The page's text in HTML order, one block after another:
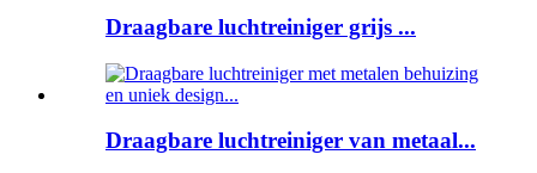
Draagbare luchtreiniger grijs ...
Draagbare luchtreiniger van metaal...